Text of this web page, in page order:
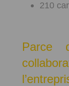
210
Parce